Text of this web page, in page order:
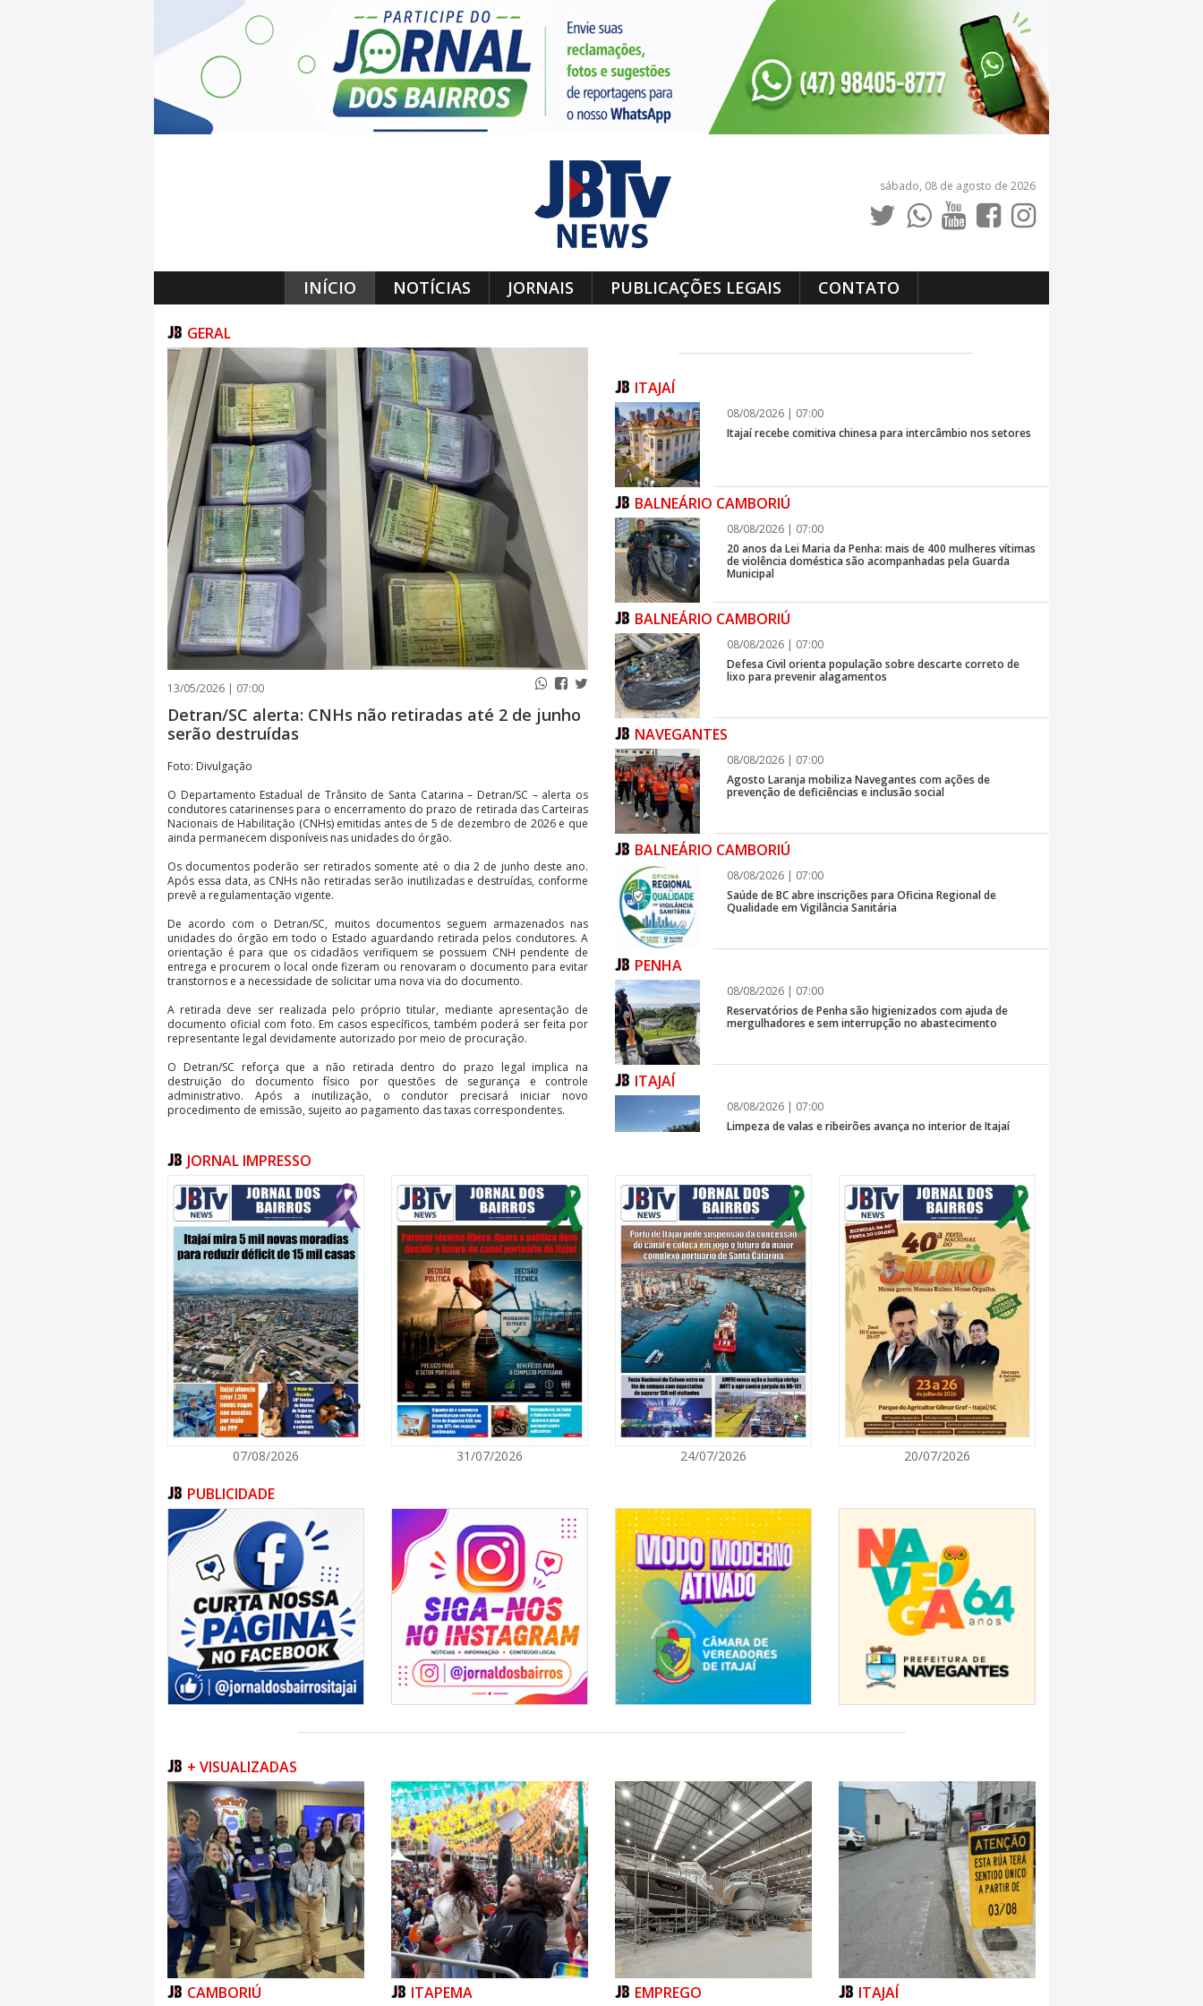
sábado, 08 de agosto de 2026
INÍCIO NOTÍCIAS JORNAIS PUBLICAÇÕES LEGAIS CONTATO
GERAL
13/05/2026 | 07:00
Detran/SC alerta: CNHs não retiradas até 2 de junho
serão destruídas
Foto: Divulgação
O Departamento Estadual de Trânsito de Santa Catarina – Detran/SC – alerta os
condutores catarinenses para o encerramento do prazo de retirada das Carteiras
Nacionais de Habilitação (CNHs) emitidas antes de 5 de dezembro de 2026 e que
ainda permanecem disponíveis nas unidades do órgão.
Os documentos poderão ser retirados somente até o dia 2 de junho deste ano.
Após essa data, as CNHs não retiradas serão inutilizadas e destruídas, conforme
prevê a regulamentação vigente.
De acordo com o Detran/SC, muitos documentos seguem armazenados nas
unidades do órgão em todo o Estado aguardando retirada pelos condutores. A
orientação é para que os cidadãos verifiquem se possuem CNH pendente de
entrega e procurem o local onde fizeram ou renovaram o documento para evitar
transtornos e a necessidade de solicitar uma nova via do documento.
A retirada deve ser realizada pelo próprio titular, mediante apresentação de
documento oficial com foto. Em casos específicos, também poderá ser feita por
representante legal devidamente autorizado por meio de procuração.
O Detran/SC reforça que a não retirada dentro do prazo legal implica na
destruição do documento físico por questões de segurança e controle
administrativo. Após a inutilização, o condutor precisará iniciar novo
procedimento de emissão, sujeito ao pagamento das taxas correspondentes.
final, evitando filas e garantindo o recebimento do documento dentro do prazo
estabelecido.
ITAJAÍ
08/08/2026 | 07:00
Itajaí recebe comitiva chinesa para intercâmbio nos setores
BALNEÁRIO CAMBORIÚ
08/08/2026 | 07:00
20 anos da Lei Maria da Penha: mais de 400 mulheres vítimas
de violência doméstica são acompanhadas pela Guarda
Municipal
BALNEÁRIO CAMBORIÚ
08/08/2026 | 07:00
Defesa Civil orienta população sobre descarte correto de
lixo para prevenir alagamentos
NAVEGANTES
08/08/2026 | 07:00
Agosto Laranja mobiliza Navegantes com ações de
prevenção de deficiências e inclusão social
BALNEÁRIO CAMBORIÚ
08/08/2026 | 07:00
Saúde de BC abre inscrições para Oficina Regional de
Qualidade em Vigilância Sanitária
PENHA
08/08/2026 | 07:00
Reservatórios de Penha são higienizados com ajuda de
mergulhadores e sem interrupção no abastecimento
ITAJAÍ
08/08/2026 | 07:00
Limpeza de valas e ribeirões avança no interior de Itajaí
ITAJAÍ
08/08/2026 | 07:00
8º Capoezade promove semana de oficinas gratuitas e
atividades culturais em Itajaí
GERAL
08/08/2026 | 07:00
Univali e Câmara de Vereadores de Itajaí reúnem
especialistas para discutir políticas públicas e inovação
BALNEÁRIO CAMBORIÚ
08/08/2026 | 07:00
BALNEÁRIO CAMBORIÚ
08/08/2026 | 07:00
Setor judicial de medicamentos de BC estará fechado nos
dias 10 e 11 de agosto para realização de inventário
JORNAL IMPRESSO
07/08/2026 31/07/2026 24/07/2026 20/07/2026
PUBLICIDADE
+ VISUALIZADAS
CAMBORIÚ ITAPEMA EMPREGO ITAJAÍ